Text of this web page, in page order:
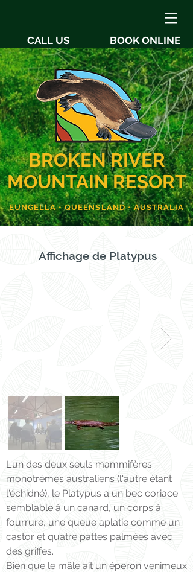
CALL US BOOK ONLINE
BROKEN RIVER
MOUNTAIN RESORT
EUNGELLA • QUEENSLAND•AUSTRALIA
Affichage de Platypus
L'un des deux seuls mammifères
monotrèmes australiens (l'autre étant
l'échidné), le Platypus a un bec coriace
semblable à un canard, un corps à
fourrure, une queue aplatie comme un
castor et quatre pattes palmées avec
des griffes.
Bien que le mâle ait un éperon venimeux